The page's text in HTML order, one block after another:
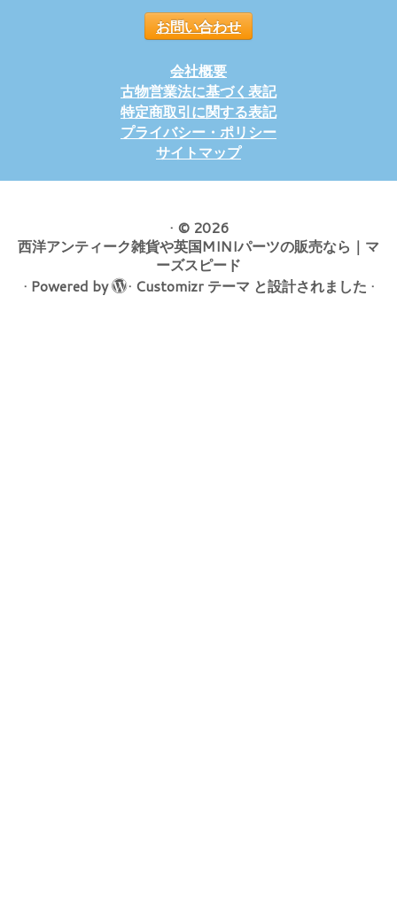
お問い合わせ
会社概要
古物営業法に基づく表記
特定商取引に関する表記
プライバシー・ポリシー
サイトマップ
· © 2026
西洋アンティーク雑貨や英国MINIパーツの販売なら｜マ
ーズスピード
· Powered by · Customizr テーマ と設計されました ·